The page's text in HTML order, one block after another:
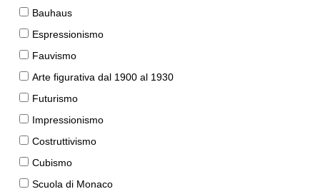
Bauhaus
Espressionismo
Fauvismo
Arte figurativa dal 1900 al 1930
Futurismo
Impressionismo
Costruttivismo
Cubismo
Scuola di Monaco